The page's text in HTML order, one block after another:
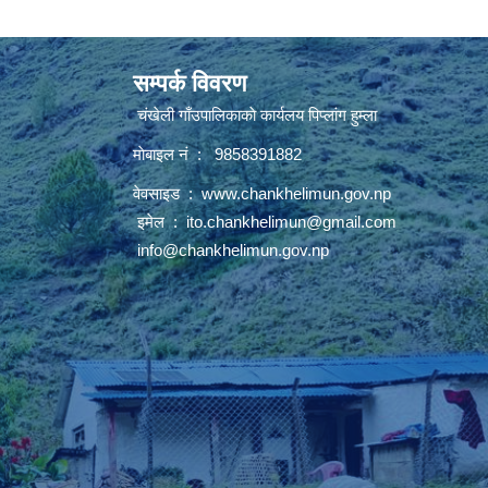
सम्पर्क विवरण
चंखेली गाँउपालिकाकाे कार्यलय पिप्लांग हुम्ला
माेबाइल नं : 9858391882
वेवसाइड :www.chankhelimun.gov.np
इमेल :ito.chankhelimun@gmail.com
info@chankhelimun.gov.np